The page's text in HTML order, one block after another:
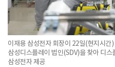
이재용 삼성전자 회장이 22일(현지시간
삼성디스플레이 법인(SDV)을 찾아 디
삼성전자 제공